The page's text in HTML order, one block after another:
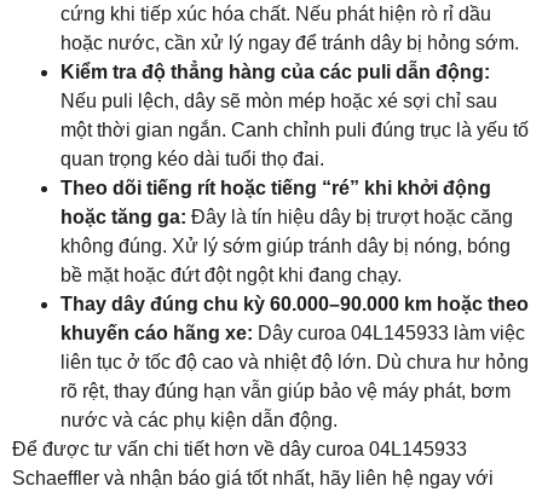
cứng khi tiếp xúc hóa chất. Nếu phát hiện rò rỉ dầu
hoặc nước, cần xử lý ngay để tránh dây bị hỏng sớm.
Kiểm tra độ thẳng hàng của các puli dẫn động:
Nếu puli lệch, dây sẽ mòn mép hoặc xé sợi chỉ sau
một thời gian ngắn. Canh chỉnh puli đúng trục là yếu tố
quan trọng kéo dài tuổi thọ đai.
Theo dõi tiếng rít hoặc tiếng “ré” khi khởi động
hoặc tăng ga: Đây là tín hiệu dây bị trượt hoặc căng
không đúng. Xử lý sớm giúp tránh dây bị nóng, bóng
bề mặt hoặc đứt đột ngột khi đang chạy.
Thay dây đúng chu kỳ 60.000–90.000 km hoặc theo
khuyến cáo hãng xe: Dây curoa 04L145933 làm việc
liên tục ở tốc độ cao và nhiệt độ lớn. Dù chưa hư hỏng
rõ rệt, thay đúng hạn vẫn giúp bảo vệ máy phát, bơm
nước và các phụ kiện dẫn động.
Để được tư vấn chi tiết hơn về dây curoa 04L145933
Schaeffler và nhận báo giá tốt nhất, hãy liên hệ ngay với